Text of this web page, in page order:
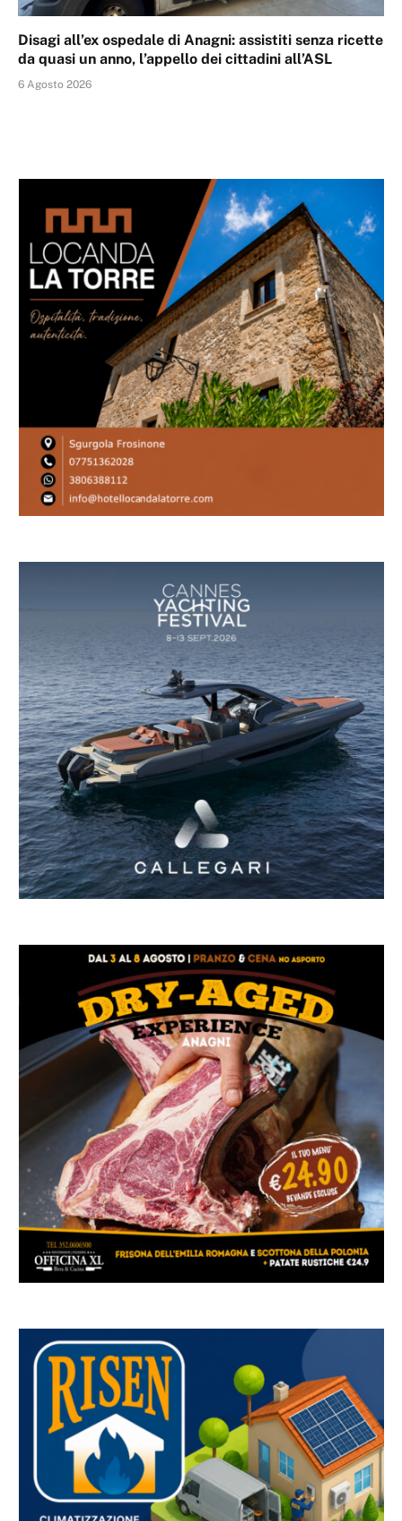
Disagi all’ex ospedale di Anagni: assistiti senza ricette
da quasi un anno, l’appello dei cittadini all’ASL
6 Agosto 2026